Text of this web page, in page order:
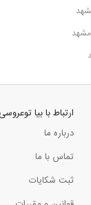
ارتباط با بیا توعروسی
درباره ما
تماس با ما
ثبت شکایات